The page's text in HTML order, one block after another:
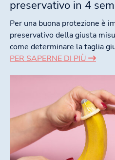
preservativo in 4
Per una buona protezione è
preservativo della giusta
come determinare la taglia
PER SAPERNE DI PIÙ